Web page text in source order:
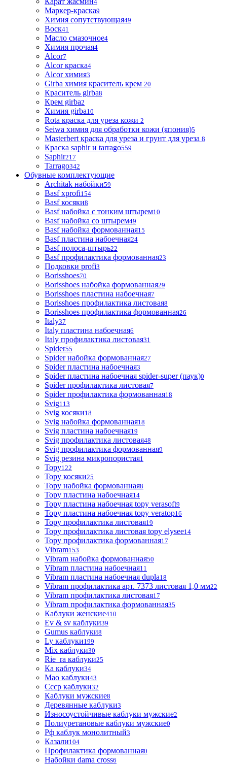
4
Маркер-краска9
Химия сопутствующая49
Воск41
Масло смазочное4
Химия прочая4
Alcor7
Alcor краска4
Alcor химия3
Girba химия краситель крем 20
Краситель girba8
Крем girba2
Химия girba10
Rota краска для уреза кожи 2
Seiwa химия для обработки кожи (япония)5
Masterbert краска для уреза и грунт для уреза 8
Краска saphir и tarrago559
Saphir217
Tarrago342
Обувные комплектующие
Architak набойки59
Basf xprofi154
Basf косяки8
Basf набойка с тонким штырем10
Basf набойка со штырем49
Basf набойка формованная15
Basf пластина набоечная24
Basf полоса-штырь22
Basf профилактика формованная23
Подковки profi3
Borisshoes70
Borisshoes набойка формованная29
Borisshoes пластина набоечная7
Borisshoes профилактика листовая8
Borisshoes профилактика формованная26
Italy37
Italy пластина набоечная6
Italy профилактика листовая31
Spider55
Spider набойка формованная27
Spider пластина набоечная3
Spider пластина набоечная spider-super (паук)0
Spider профилактика листовая7
Spider профилактика формованная18
Svig113
Svig косяки18
Svig набойка формованная18
Svig пластина набоечная19
Svig профилактика листовая48
Svig профилактика формованная9
Svig резина микропористая1
Topy122
Topy косяки25
Topy набойка формованная8
Topy пластина набоечная14
Topy пластина набоечная topy verasoft9
Topy пластина набоечная topy veratop16
Topy профилактика листовая19
Topy профилактика листовая topy elysee14
Topy профилактика формованная17
Vibram153
Vibram набойка формованная50
Vibram пластина набоечная11
Vibram пластина набоечная dupla18
Vibram профилактика арт. 7373 листовая 1,0 мм22
Vibram профилактика листовая17
Vibram профилактика формованная35
Каблуки женские410
Ev & sv каблуки39
Gumus каблуки8
Ly каблуки199
Mix каблуки30
Rie_ra каблуки25
Ка каблуки34
Мао каблуки43
Ссср каблуки32
Каблуки мужские8
Деревянные каблуки3
Износоустойчивые каблуки мужские2
Полиуретановые каблуки мужские0
Рф каблук монолитный3
Казали104
Профилактика формованная0
Набойки dama cross6